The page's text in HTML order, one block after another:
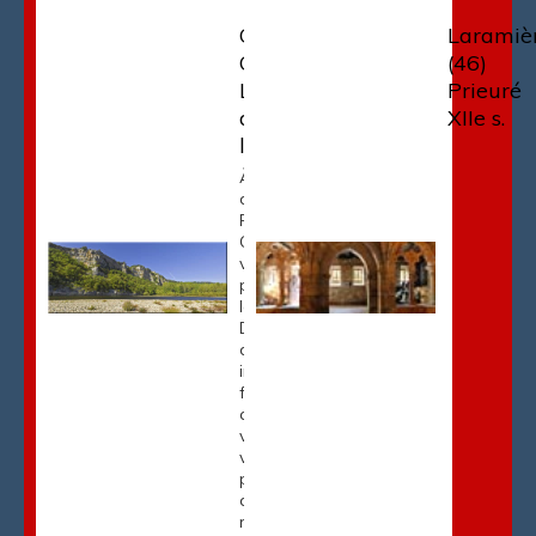
Gluges-
Copeyre (46 -
Lot) - plage
de galets sur
la Dordogne
À quelques pas
de Martel et
Rocamadour,
Gluges, ancien
village de
pêcheurs situé le
long de la
Dordogne, se
distingue par ses
impressionnantes
falaises calcaires
qui dominent le
village. Ce petit
village
pittoresque, blotti
dans les
rochers, […]
(46)
Prieuré
XIIe s.